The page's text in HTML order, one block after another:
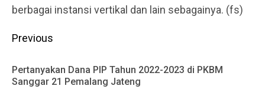
berbagai instansi vertikal dan lain sebagainya. (fs)
Continue
Previous
Pertanyakan Dana PIP Tahun 2022-2023 di PKBM
Sanggar 21 Pemalang Jateng